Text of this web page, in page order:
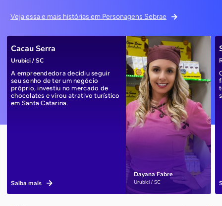
Veja essa e mais histórias em Personagens Sebrae
Dayana Fabre
Urubici / SC
Cacau Serra
Urubici / SC
A empreendedora decidiu seguir
seu sonho de ter um negócio
próprio, investiu no mercado de
chocolates e virou atrativo turístico
em Santa Catarina.
Saiba mais